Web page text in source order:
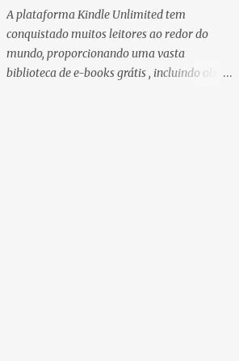
vamos explorar essa realidade e a forma
como a pobreza se torna uma mercadoria
no mundo digital. O que é a
espetacularização da pobreza? A
A plataforma Kindle Unlimited tem
conquistado muitos leitores ao redor do
mundo, proporcionando uma vasta
biblioteca de e-books grátis , incluindo obras